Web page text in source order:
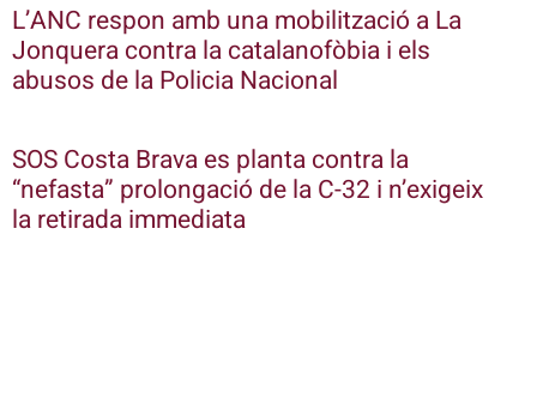
L’ANC respon amb una mobilització a La
Jonquera contra la catalanofòbia i els
abusos de la Policia Nacional
SOS Costa Brava es planta contra la
“nefasta” prolongació de la C-32 i n’exigeix
la retirada immediata